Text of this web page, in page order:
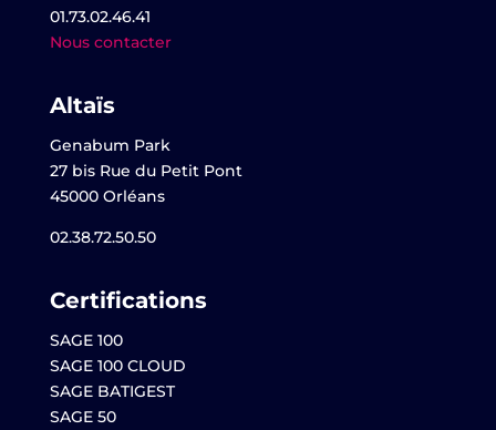
01.73.02.46.41
Nous contacter
Altaïs
Genabum Park
27 bis Rue du Petit Pont
45000 Orléans
02.38.72.50.50
Certifications
SAGE 100
SAGE 100 CLOUD
SAGE BATIGEST
SAGE 50